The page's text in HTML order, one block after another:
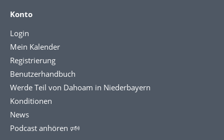
Konto
Login
Mein Kalender
Registrierung
Benutzerhandbuch
Werde Teil von Dahoam in Niederbayern
Konditionen
News
Podcast anhören 🕬